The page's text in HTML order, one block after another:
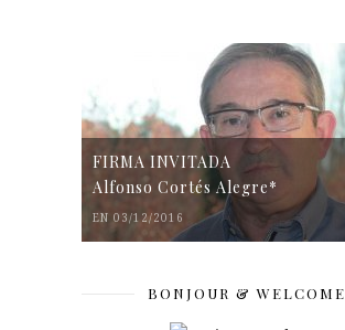
FIRMA INVITADA
Alfonso Cortés Alegre*
EN 03/12/2016
BONJOUR & WELCOME